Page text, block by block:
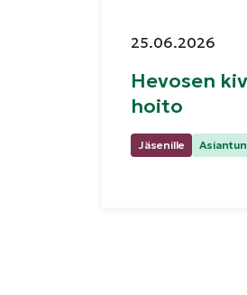
Hevosen
hoito
Julkaistu:
25.06.2026
Jäsenille
Kategoriat: